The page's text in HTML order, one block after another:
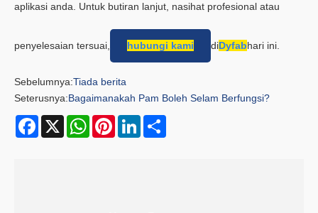
aplikasi anda. Untuk butiran lanjut, nasihat profesional atau
penyelesaian tersuai, hubungi kami diDyfabhari ini.
Sebelumnya:Tiada berita
Seterusnya:Bagaimanakah Pam Boleh Selam Berfungsi?
Facebook
X WhatsAppPinterestLinkedIn